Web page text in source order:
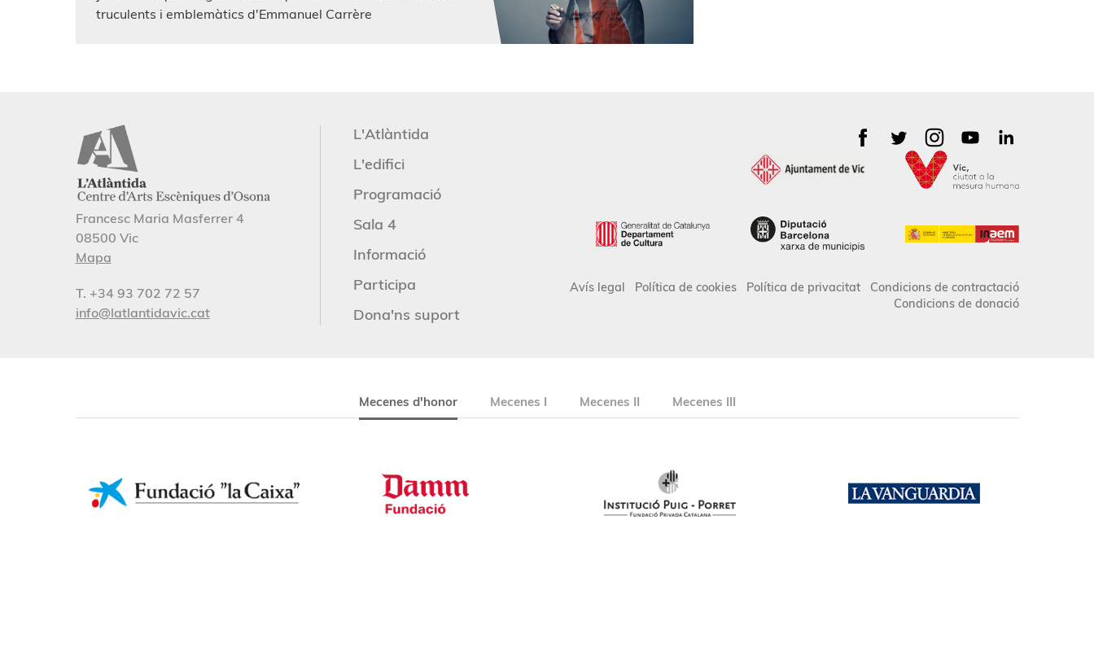
truculents i emblemàtics d'Emmanuel Carrère
Francesc Maria Masferrer 4
08500 Vic
Mapa
T. +34 93 702 72 57
info@latlantidavic.cat
L'Atlàntida
L'edifici
Programació
Sala 4
Informació
Participa
Dona'ns suport
Avís legal Política de cookies Política de privacitat
Condicions de contractació
Condicions de donació
Mecenes d'honor Mecenes I Mecenes II Mecenes III